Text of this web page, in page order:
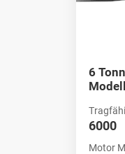
6
6000
Motor